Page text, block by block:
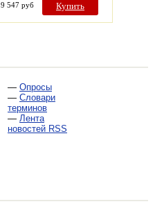
9 547 руб Купить
— Опросы
— Словари
терминов
— Лента
новостей RSS